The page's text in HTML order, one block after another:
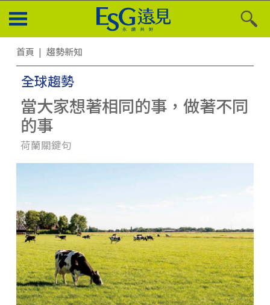
首頁 趨勢新知
全球趨勢
當大家想著相同的事，做著不同
的事
荷蘭關鍵句